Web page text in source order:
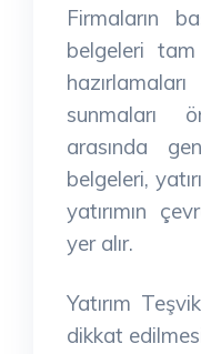
Firmaların
belgeleri
sunmaları
arasında
belgeleri,
yatırımın
yer alır.
Yatırım
dikkat